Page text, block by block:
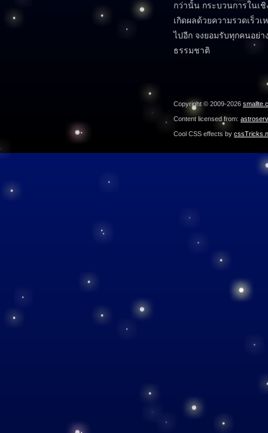
กว่านั้น กระบวนการในเ
เกิดผลด้วยความรวดเร็ว
ไปอีก จงยอมรับทุกคนอย่
ธรรมชาติ
Copyright © 2009-2026
Content licensed from:
Cool CSS effects by